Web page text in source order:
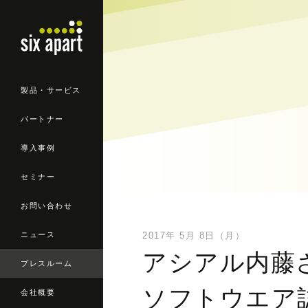
製品・サービス
パートナー
導入事例
セミナー
お問い合わせ
ニュース
プレスルーム
会社概要
2017年 5月 8日（月）
アシアル内藤
ソフトウエア